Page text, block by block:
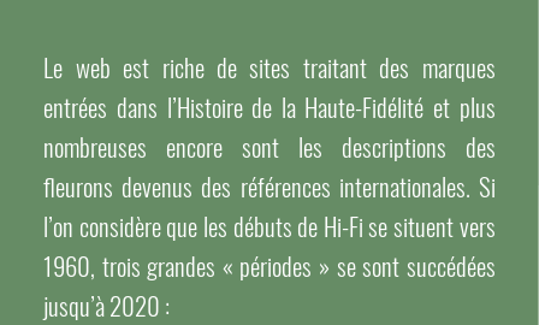
Le web est riche de sites traitant des marques
entrées dans l’Histoire de la Haute-Fidélité et plus
nombreuses encore sont les descriptions des
fleurons devenus des références internationales. Si
l’on considère que les débuts de Hi-Fi se situent vers
1960, trois grandes « périodes » se sont succédées
jusqu’à 2020 :